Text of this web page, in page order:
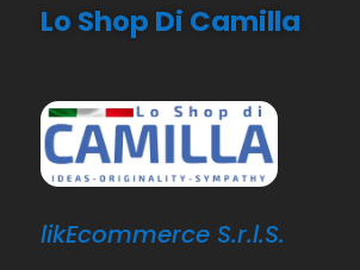
Lo Shop Di Camilla
likEcommerce S.r.l.S.